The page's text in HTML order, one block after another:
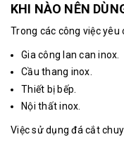
KHI NÀO NÊN
Trong các công việc yêu
Gia công lan can inox.
Cầu thang inox.
Thiết bị bếp.
Nội thất inox.
Việc sử dụng đá cắt